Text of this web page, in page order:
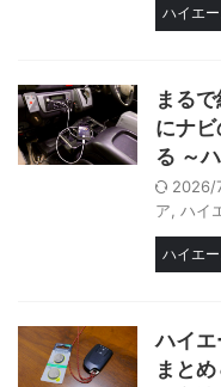
ハイエ
まる
にナ
る ～
2026/
ア, ハイ
ハイエ
ハイ
まと